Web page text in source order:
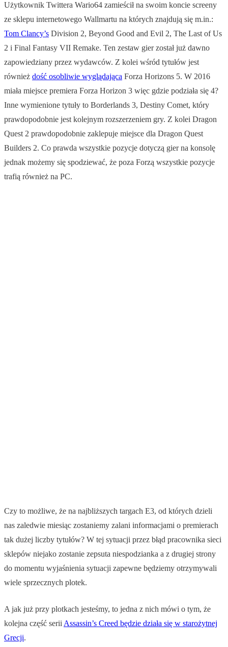
Użytkownik Twittera Wario64 zamieścił na swoim koncie screeny
ze sklepu internetowego Wallmartu na których znajdują się m.in.:
Tom Clancy’s Division 2, Beyond Good and Evil 2, The Last of Us
2 i Final Fantasy VII Remake. Ten zestaw gier został już dawno
zapowiedziany przez wydawców. Z kolei wśród tytułów jest
również dość osobliwie wyglądająca Forza Horizons 5. W 2016
miała miejsce premiera Forza Horizon 3 więc gdzie podziała się 4?
Inne wymienione tytuły to Borderlands 3, Destiny Comet, który
prawdopodobnie jest kolejnym rozszerzeniem gry. Z kolei Dragon
Quest 2 prawdopodobnie zaklepuje miejsce dla Dragon Quest
Builders 2. Co prawda wszystkie pozycje dotyczą gier na konsolę
jednak możemy się spodziewać, że poza Forzą wszystkie pozycje
trafią również na PC.
Czy to możliwe, że na najbliższych targach E3, od których dzieli
nas zaledwie miesiąc zostaniemy zalani informacjami o premierach
tak dużej liczby tytułów? W tej sytuacji przez błąd pracownika sieci
sklepów niejako zostanie zepsuta niespodzianka a z drugiej strony
do momentu wyjaśnienia sytuacji zapewne będziemy otrzymywali
wiele sprzecznych plotek.
A jak już przy plotkach jesteśmy, to jedna z nich mówi o tym, że
kolejna część seriiAssassin’s Creed będzie działa się w starożytnej
Grecji.